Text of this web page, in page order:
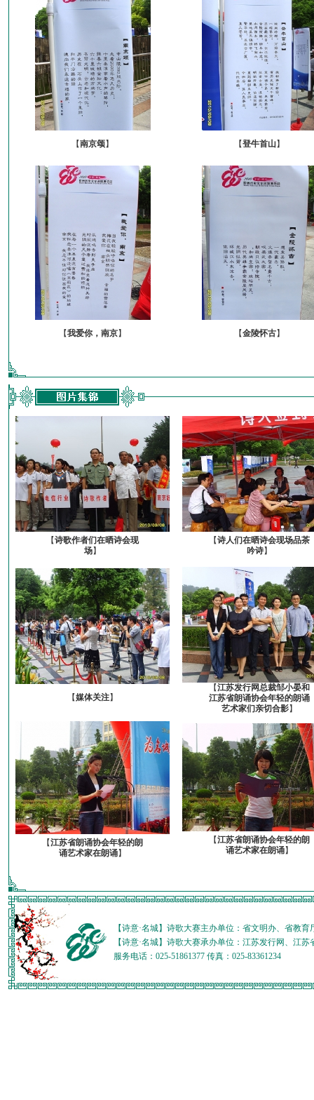
【南京颂】 【登牛首山】
【我爱你，南京】 【金陵怀古】
【诗歌作者们在晒诗会现
场】
【诗人们在晒诗会现场品茶
吟诗】
【媒体关注】
【江苏发行网总裁邹小晏和
江苏省朗诵协会年轻的朗诵
艺术家们亲切合影】
【江苏省朗诵协会年轻的朗
诵艺术家在朗诵】
【江苏省朗诵协会年轻的朗
诵艺术家在朗诵】
【诗意·名城】诗歌大赛主办单位：省文明办、省教
【诗意·名城】诗歌大赛承办单位：江苏发行网、江
服务电话：025-51861377 传真：025-83361234